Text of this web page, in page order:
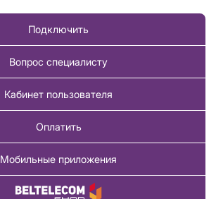
Подключить
Вопрос специалисту
Кабинет пользователя
Оплатить
Мобильные приложения
Купить товар